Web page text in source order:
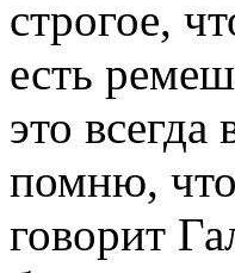
строгое,
есть
это
помню,
говорит